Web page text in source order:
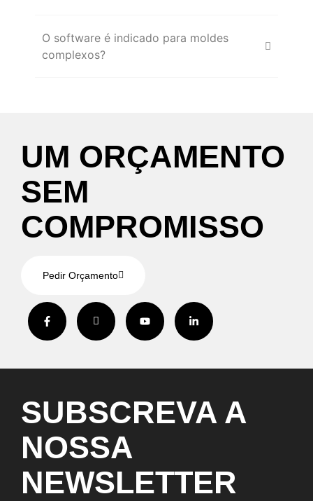
O software é indicado para moldes
complexos?
UM ORÇAMENTO
SEM
COMPROMISSO
Pedir Orçamento
SUBSCREVA A
NOSSA
NEWSLETTER